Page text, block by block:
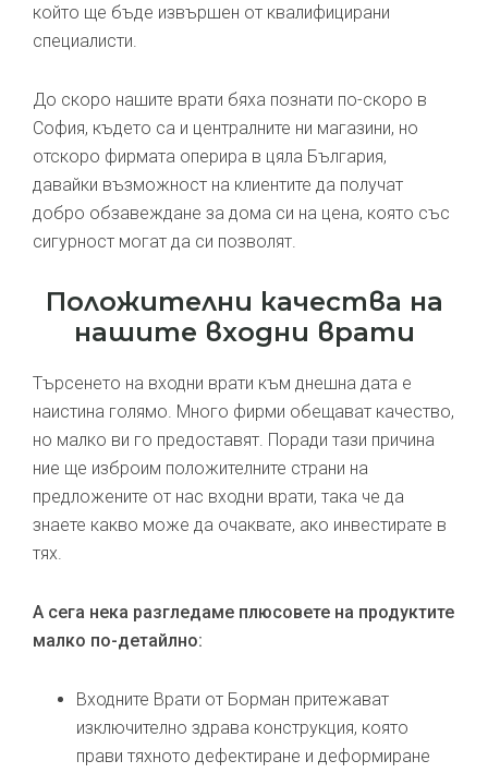
който ще бъде извършен от квалифицирани
специалисти.
До скоро нашите врати бяха познати по-скоро в
София, където са и централните ни магазини, но
отскоро фирмата оперира в цяла България,
давайки възможност на клиентите да получат
добро обзавеждане за дома си на цена, която със
сигурност могат да си позволят.
Положителни качества на
нашите входни врати
Търсенето на входни врати към днешна дата е
наистина голямо. Много фирми обещават качество,
но малко ви го предоставят. Поради тази причина
ние ще изброим положителните страни на
предложените от нас входни врати, така че да
знаете какво може да очаквате, ако инвестирате в
тях.
А сега нека разгледаме плюсовете на продуктите
малко по-детайлно:
Входните Врати от Борман притежават
изключително здрава конструкция, която
прави тяхното дефектиране и деформиране